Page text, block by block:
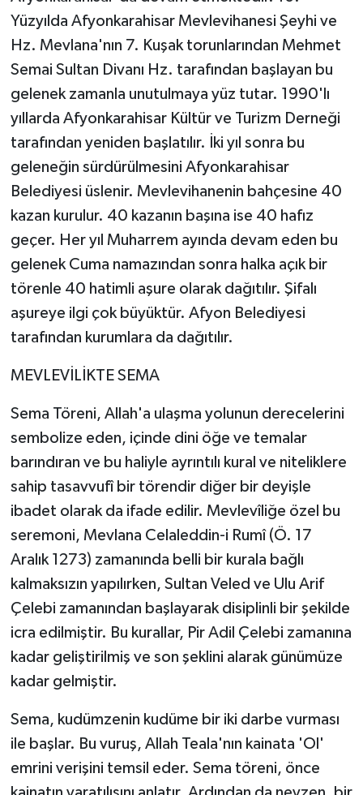
Yüzyılda Afyonkarahisar Mevlevihanesi Şeyhi ve
Hz. Mevlana'nın 7. Kuşak torunlarından Mehmet
Semai Sultan Divanı Hz. tarafından başlayan bu
gelenek zamanla unutulmaya yüz tutar. 1990'lı
yıllarda Afyonkarahisar Kültür ve Turizm Derneği
tarafından yeniden başlatılır. İki yıl sonra bu
geleneğin sürdürülmesini Afyonkarahisar
Belediyesi üslenir. Mevlevihanenin bahçesine 40
kazan kurulur. 40 kazanın başına ise 40 hafız
geçer. Her yıl Muharrem ayında devam eden bu
gelenek Cuma namazından sonra halka açık bir
törenle 40 hatimli aşure olarak dağıtılır. Şifalı
aşureye ilgi çok büyüktür. Afyon Belediyesi
tarafından kurumlara da dağıtılır.
MEVLEVİLİKTE SEMA
Sema Töreni, Allah'a ulaşma yolunun derecelerini
sembolize eden, içinde dini öğe ve temalar
barındıran ve bu haliyle ayrıntılı kural ve niteliklere
sahip tasavvufî bir törendir diğer bir deyişle
ibadet olarak da ifade edilir. Mevlevîliğe özel bu
seremoni, Mevlana Celaleddin-i Rumî (Ö. 17
Aralık 1273) zamanında belli bir kurala bağlı
kalmaksızın yapılırken, Sultan Veled ve Ulu Arif
Çelebi zamanından başlayarak disiplinli bir şekilde
icra edilmiştir. Bu kurallar, Pir Adil Çelebi zamanına
kadar geliştirilmiş ve son şeklini alarak günümüze
kadar gelmiştir.
Sema, kudümzenin kudüme bir iki darbe vurması
ile başlar. Bu vuruş, Allah Teala'nın kainata 'Ol'
emrini verişini temsil eder. Sema töreni, önce